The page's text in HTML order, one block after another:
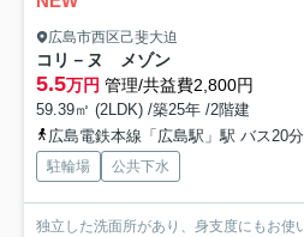
広島市西区己斐大迫
コリ－ヌ メゾン
5.5万円 管理/共益費2,800円
59.39㎡ (2LDK) /築25年 /2階建
広島電鉄本線「広島駅」駅 バス20
駐輪場 公共下水
独立した洗面所があり、身支度にもお使